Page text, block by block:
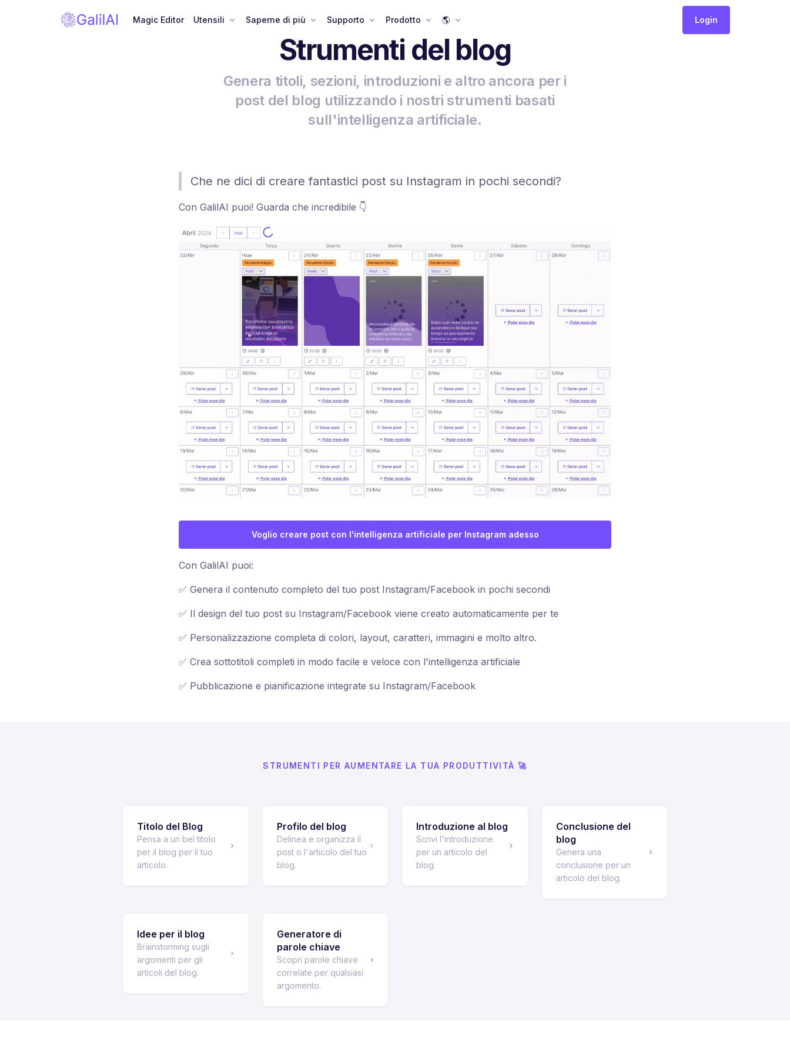
Magic Editor Utensili Saperne di più Supporto Prodotto 🌎 Login
Strumenti del blog
Genera titoli, sezioni, introduzioni e altro ancora per i
post del blog utilizzando i nostri strumenti basati
sull'intelligenza artificiale.
Che ne dici di creare fantastici post su Instagram in pochi secondi?
Con GalilAI puoi! Guarda che incredibile 👇
Voglio creare post con l'intelligenza artificiale per Instagram adesso
Con GalilAI puoi:
✅ Genera il contenuto completo del tuo post Instagram/Facebook in pochi secondi
✅ Il design del tuo post su Instagram/Facebook viene creato automaticamente per te
✅ Personalizzazione completa di colori, layout, caratteri, immagini e molto altro.
✅ Crea sottotitoli completi in modo facile e veloce con l'intelligenza artificiale
✅ Pubblicazione e pianificazione integrate su Instagram/Facebook
STRUMENTI PER AUMENTARE LA TUA PRODUTTIVITÀ 🚀
Titolo del Blog
Pensa a un bel titolo
per il blog per il tuo
articolo.
Profilo del blog
Delinea e organizza il
post o l'articolo del tuo
blog.
Introduzione al blog
Scrivi l'introduzione
per un articolo del
blog.
Conclusione del
blog
Genera una
conclusione per un
articolo del blog.
Idee per il blog
Brainstorming sugli
argomenti per gli
articoli del blog.
Generatore di
parole chiave
Scopri parole chiave
correlate per qualsiasi
argomento.